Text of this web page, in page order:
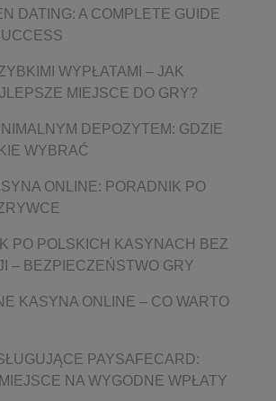
DATING: A COMPLETE GUIDE
WYPŁATAMI – JAK
MIEJSCE DO GRY?
DEPOZYTEM: GDZIE
WYBRAĆ
ONLINE: PORADNIK PO
PO POLSKICH KASYNACH BEZ
– BEZPIECZEŃSTWO GRY
KASYNA ONLINE – CO WARTO
PAYSAFECARD:
NA WYGODNE WPŁATY